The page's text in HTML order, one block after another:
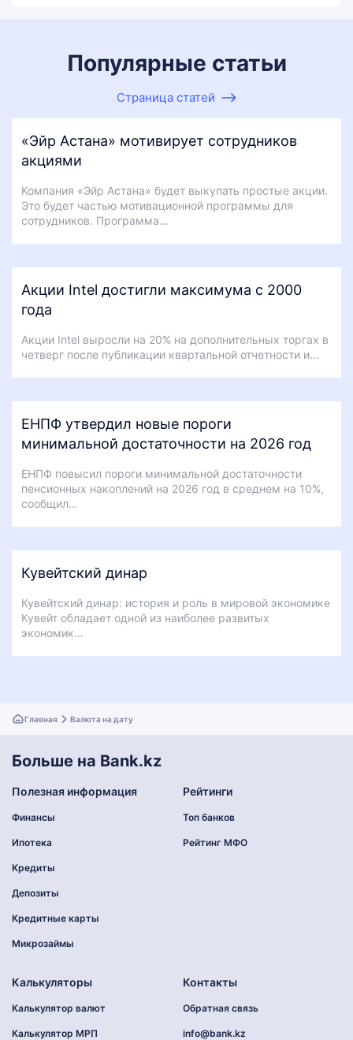
Популярные статьи
Страница статей
«Эйр Астана» мотивирует сотрудников
акциями
Компания «Эйр Астана» будет выкупать простые акции.
Это будет частью мотивационной программы для
сотрудников. Программа…
Акции Intel достигли максимума с 2000
года
Акции Intel выросли на 20% на дополнительных торгах в
четверг после публикации квартальной отчетности и…
ЕНПФ утвердил новые пороги
минимальной достаточности на 2026 год
ЕНПФ повысил пороги минимальной достаточности
пенсионных накоплений на 2026 год в среднем на 10%,
сообщил…
Кувейтский динар
Кувейтский динар: история и роль в мировой экономике
Кувейт обладает одной из наиболее развитых
экономик…
Главная Валюта на дату
Больше на Bank.kz
Полезная информация
Финансы
Ипотека
Кредиты
Депозиты
Кредитные карты
Микрозаймы
Рейтинги
Топ банков
Рейтинг МФО
Калькуляторы
Калькулятор валют
Калькулятор МРП
Контакты
Обратная связь
info@bank.kz